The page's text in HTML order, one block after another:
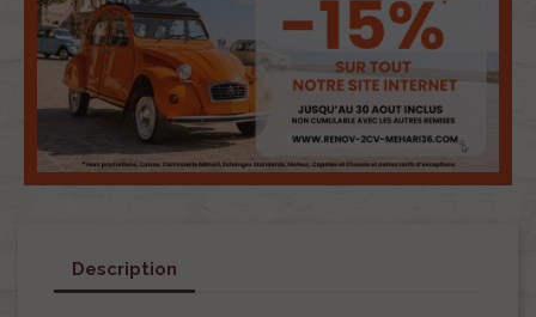
Description